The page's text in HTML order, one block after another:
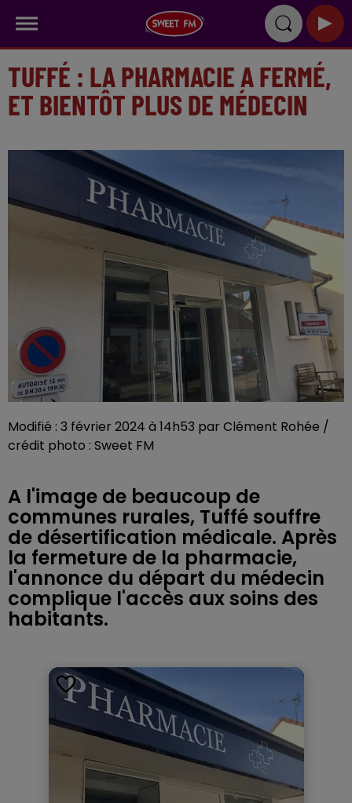
TUFFÉ : LA PHARMACIE A FERMÉ,
ET BIENTÔT PLUS DE MÉDECIN
Modifié : 3 février 2024 à 14h53 par Clément Rohée /
crédit photo : Sweet FM
A l'image de beaucoup de
communes rurales, Tuffé souffre
de désertification médicale. Après
la fermeture de la pharmacie,
l'annonce du départ du médecin
complique l'accès aux soins des
habitants.